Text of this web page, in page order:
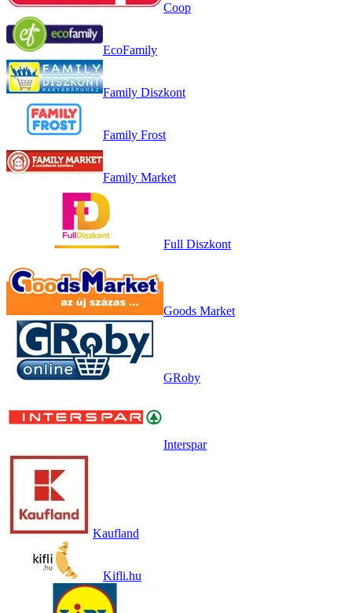
Coop
EcoFamily
Family Diszkont
Family Frost
Family Market
Full Diszkont
Goods Market
GRoby
Interspar
Kaufland
Kifli.hu